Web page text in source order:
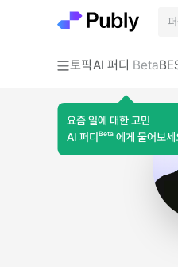
토픽AI 퍼디 Beta
요즘 일에 대한 고민
AI 퍼디 Beta 에게 물어보세